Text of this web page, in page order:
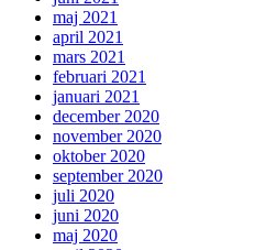
maj 2021
april 2021
mars 2021
februari 2021
januari 2021
december 2020
november 2020
oktober 2020
september 2020
juli 2020
juni 2020
maj 2020